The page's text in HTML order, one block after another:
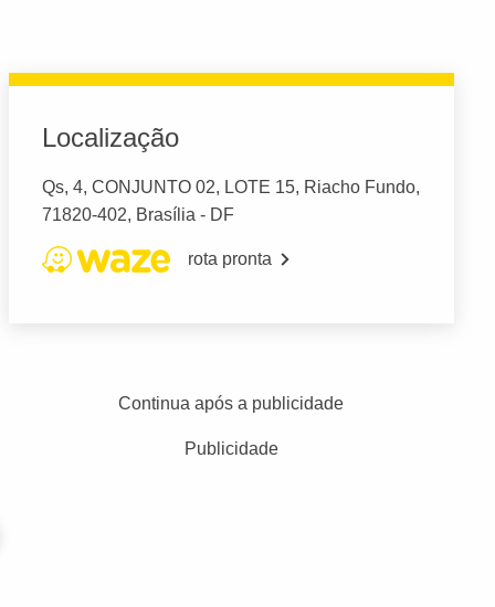
Localização
Qs, 4, CONJUNTO 02, LOTE 15, Riacho Fundo,
71820-402, Brasília - DF
rota pronta
Continua após a publicidade
Publicidade